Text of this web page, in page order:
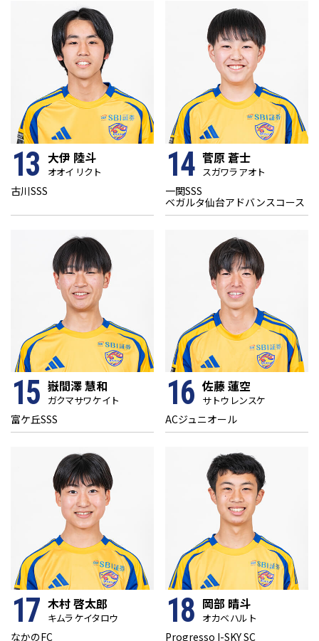
大伊 陸斗
オオイ リクト
13
古川SSS
菅原 蒼士
スガワラ アオト
14
一関SSS
ベガルタ仙台アドバンスコース
嶽間澤 慧和
ガクマサワ ケイト
15
富ケ丘SSS
佐藤 蓮空
サトウ レンスケ
16
ACジュニオール
木村 啓太郎
キムラ ケイタロウ
17
なかのFC
岡部 晴斗
オカベ ハルト
18
Progresso I-SKY SC